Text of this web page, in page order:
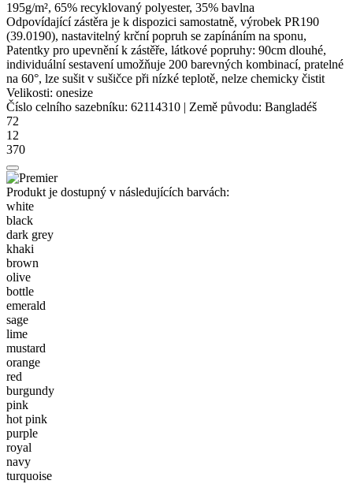
195g/m², 65% recyklovaný polyester, 35% bavlna
Odpovídající zástěra je k dispozici samostatně, výrobek PR190
(39.0190), nastavitelný krční popruh se zapínáním na sponu,
Patentky pro upevnění k zástěře, látkové popruhy: 90cm dlouhé,
individuální sestavení umožňuje 200 barevných kombinací, pratelné
na 60°, lze sušit v sušičce při nízké teplotě, nelze chemicky čistit
Velikosti: onesize
Číslo celního sazebníku: 62114310 | Země původu: Bangladéš
72
12
370
Produkt je dostupný v následujících barvách:
white
black
dark grey
khaki
brown
olive
bottle
emerald
sage
lime
mustard
orange
red
burgundy
pink
hot pink
purple
royal
navy
turquoise